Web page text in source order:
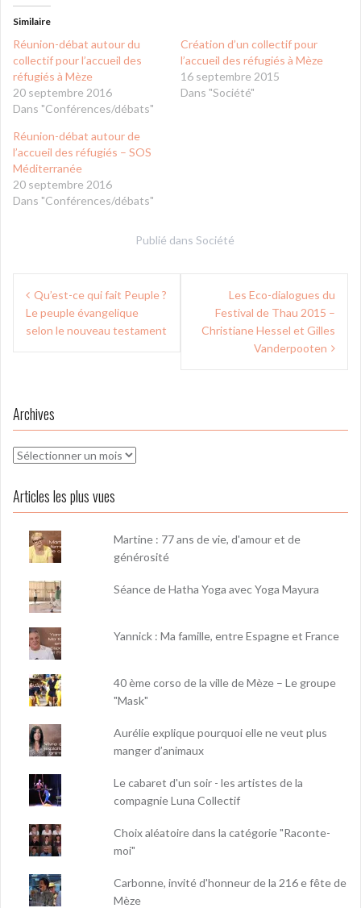
Similaire
Réunion-débat autour du
collectif pour l’accueil des
réfugiés à Mèze
20 septembre 2016
Dans "Conférences/débats"
Création d’un collectif pour
l’accueil des réfugiés à Mèze
16 septembre 2015
Dans "Société"
Réunion-débat autour de
l’accueil des réfugiés – SOS
Méditerranée
20 septembre 2016
Dans "Conférences/débats"
Publié dans Société
Navigation
de
l’article
Qu’est-ce qui fait Peuple ?
Le peuple évangelique
selon le nouveau testament
Les Eco-dialogues du
Festival de Thau 2015 –
Christiane Hessel et Gilles
Vanderpooten
Archives
Archives
Articles les plus vues
Martine : 77 ans de vie, d'amour et de
générosité
Séance de Hatha Yoga avec Yoga Mayura
Yannick : Ma famille, entre Espagne et France
40 ème corso de la ville de Mèze – Le groupe
"Mask"
Aurélie explique pourquoi elle ne veut plus
manger d’animaux
Le cabaret d'un soir - les artistes de la
compagnie Luna Collectif
Choix aléatoire dans la catégorie "Raconte-
moi"
Carbonne, invité d'honneur de la 216 e fête de
Mèze